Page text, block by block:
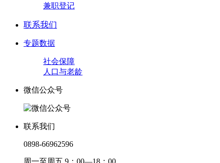
兼职登记
联系我们
专题数据
社会保障
人口与老龄
微信公众号
联系我们
0898-66962596
周一至周五 9：00—18：00